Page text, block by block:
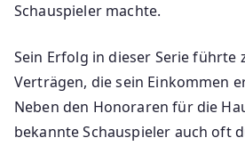
Schauspieler machte.
Sein Erfolg in dieser Serie führte
Verträgen, die sein Einkommen
Neben den Honoraren für die
bekannte Schauspieler auch oft